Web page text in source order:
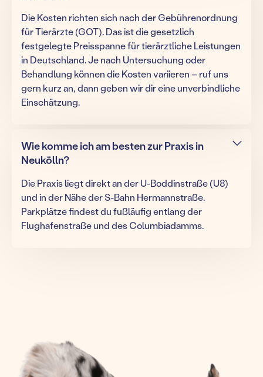
Die Kosten richten sich nach der Gebührenordnung
für Tierärzte (GOT). Das ist die gesetzlich
festgelegte Preisspanne für tierärztliche Leistungen
in Deutschland. Je nach Untersuchung oder
Behandlung können die Kosten variieren – ruf uns
gern kurz an, dann geben wir dir eine unverbindliche
Einschätzung.
Wie komme ich am besten zur Praxis in
Neukölln?
Die Praxis liegt direkt an der U-Boddinstraße (U8)
und in der Nähe der S-Bahn Hermannstraße.
Parkplätze findest du fußläufig entlang der
Flughafenstraße und des Columbiadamms.